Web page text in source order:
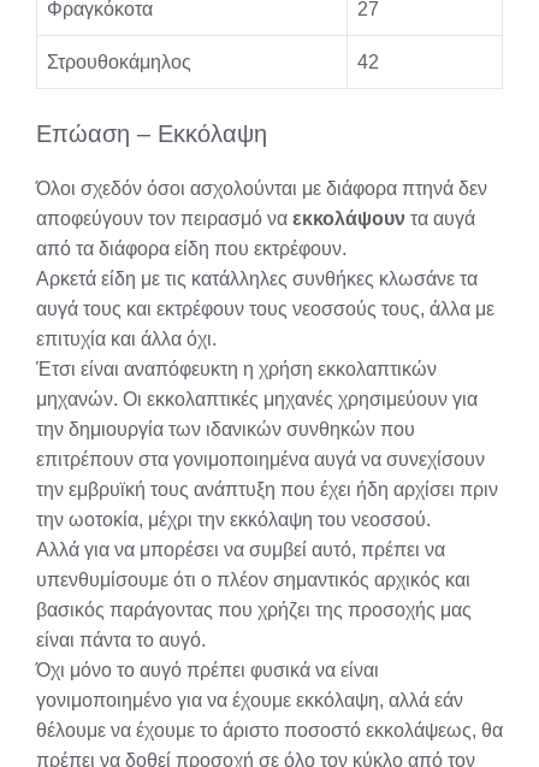
Φραγκόκοτα 27
Στρουθοκάμηλος 42
Επώαση – Εκκόλαψη
Όλοι σχεδόν όσοι ασχολούνται με διάφορα πτηνά δεν
αποφεύγουν τον πειρασμό να εκκολάψουν τα αυγά
από τα διάφορα είδη που εκτρέφουν.
Αρκετά είδη με τις κατάλληλες συνθήκες κλωσάνε τα
αυγά τους και εκτρέφουν τους νεοσσούς τους, άλλα με
επιτυχία και άλλα όχι.
Έτσι είναι αναπόφευκτη η χρήση εκκολαπτικών
μηχανών. Οι εκκολαπτικές μηχανές χρησιμεύουν για
την δημιουργία των ιδανικών συνθηκών που
επιτρέπουν στα γονιμοποιημένα αυγά να συνεχίσουν
την εμβρυϊκή τους ανάπτυξη που έχει ήδη αρχίσει πριν
την ωοτοκία, μέχρι την εκκόλαψη του νεοσσού.
Αλλά για να μπορέσει να συμβεί αυτό, πρέπει να
υπενθυμίσουμε ότι ο πλέον σημαντικός αρχικός και
βασικός παράγοντας που χρήζει της προσοχής μας
είναι πάντα το αυγό.
Όχι μόνο το αυγό πρέπει φυσικά να είναι
γονιμοποιημένο για να έχουμε εκκόλαψη, αλλά εάν
θέλουμε να έχουμε το άριστο ποσοστό εκκολάψεως, θα
πρέπει να δοθεί προσοχή σε όλο τον κύκλο από τον